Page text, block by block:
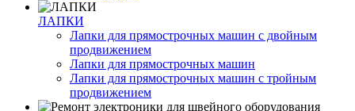
ЛАПКИ
Лапки для прямострочных машин с двойным
продвижением
Лапки для прямострочных машин
Лапки для прямострочных машин с тройным
продвижением